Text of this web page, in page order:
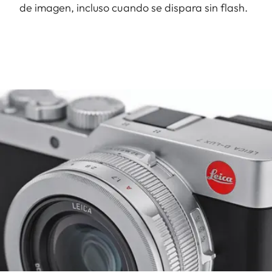
de imagen, incluso cuando se dispara sin flash.